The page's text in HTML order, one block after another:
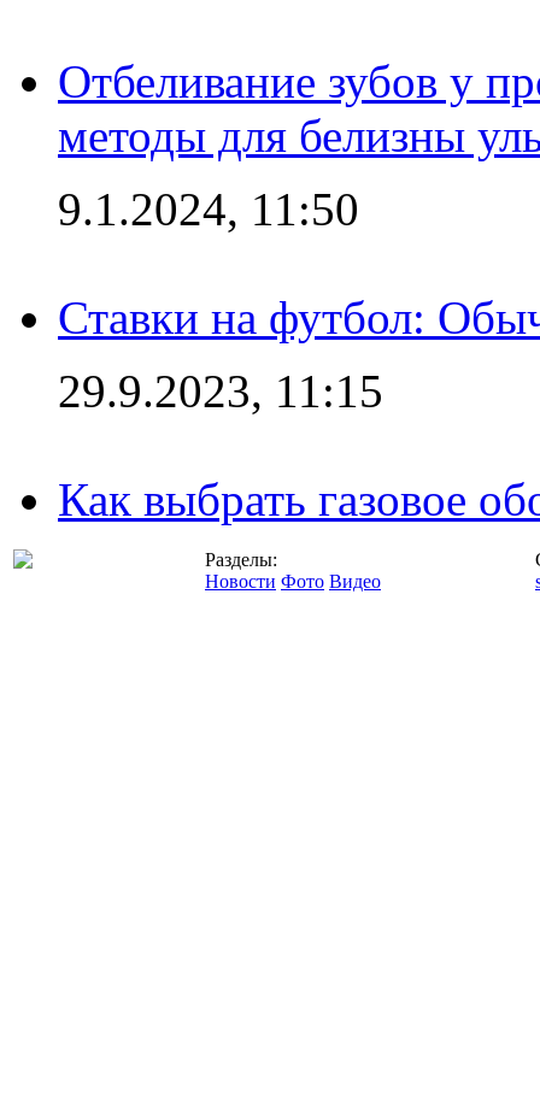
Отбеливание зубов у
методы для белизны
9.1.2024, 11:50
Ставки на футбол:
29.9.2023, 11:15
Как выбрать газовое
Разделы:
Новости Фото Видео